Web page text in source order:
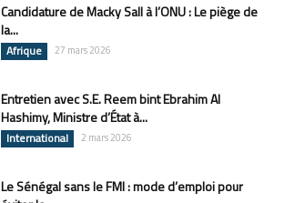
Candidature de Macky Sall à l’ONU : Le piège de
la...
Afrique 27 mars 2026
Entretien avec S.E. Reem bint Ebrahim Al
Hashimy, Ministre d’État à...
International 2 mars 2026
Le Sénégal sans le FMI : mode d’emploi pour